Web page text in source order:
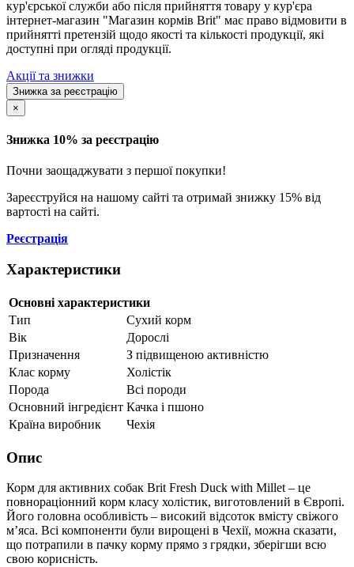
кур'єрської служби або після прийняття товару у кур'єра
інтернет-магазин "Магазин кормів Brit" має право відмовити в
прийнятті претензій щодо якості та кількості продукції, які
доступні при огляді продукції.
Акції та знижки
Знижка за реєстрацію
×
Знижка 10% за реєстрацію
Почни заощаджувати з першої покупки!
Зареєструйся на нашому сайті та отримай знижку 15% від
вартості на сайті.
Реєстрація
Характеристики
Основні характеристики
Тип
Сухий корм
Вік
Дорослі
Призначення
З підвищеною активністю
Клас корму
Холістік
Порода
Всі породи
Основний інгредієнт Качка і пшоно
Країна виробник
Чехія
Опис
Корм для активних собак Brit Fresh Duck with Millet – це
повнораціонний корм класу холістик, виготовлений в Європі.
Його головна особливість – високий відсоток вмісту свіжого
м’яса. Всі компоненти були вирощені в Чехії, можна сказати,
що потрапили в пачку корму прямо з грядки, зберігши всю
свою корисність.